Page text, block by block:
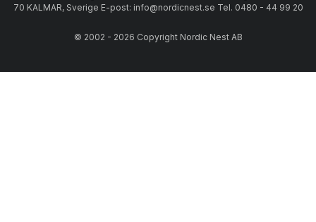
70 KALMAR, Sverige E-post: info@nordicnest.se Tel. 0480 - 44 99 20
© 2002 - 2026 Copyright Nordic Nest AB